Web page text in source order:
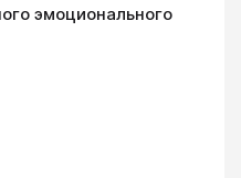
эмоционального